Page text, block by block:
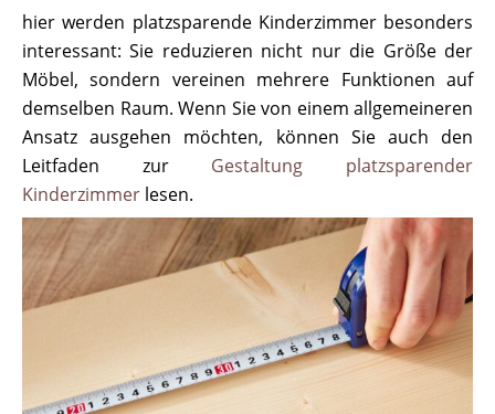
hier werden platzsparende Kinderzimmer besonders
interessant: Sie reduzieren nicht nur die Größe der
Möbel, sondern vereinen mehrere Funktionen auf
demselben Raum. Wenn Sie von einem allgemeineren
Ansatz ausgehen möchten, können Sie auch den
Leitfaden zur Gestaltung platzsparender
Kinderzimmer lesen.